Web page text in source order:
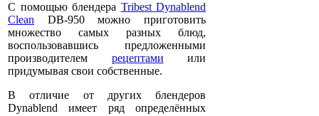
С помощью блендера Tribest Dynablend
Clean DB-950 можно приготовить
множество самых разных блюд,
воспользовавшись предложенными
производителем рецептами или
придумывая свои собственные.
В отличие от других блендеров
Dynablend имеет ряд определённых